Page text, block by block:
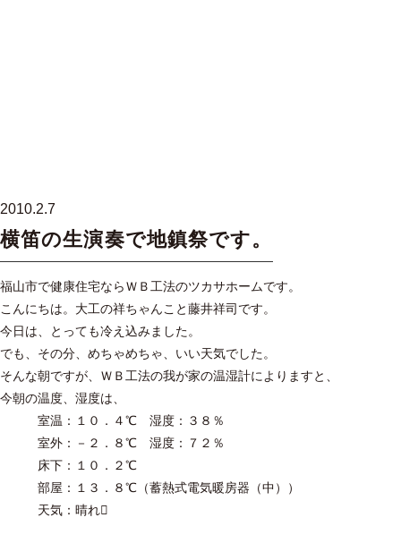
2010.2.7
横笛の生演奏で地鎮祭です。
福山市で健康住宅ならＷＢ工法のツカサホームです。
こんにちは。大工の祥ちゃんこと藤井祥司です。
今日は、とっても冷え込みました。
でも、その分、めちゃめちゃ、いい天気でした。
そんな朝ですが、ＷＢ工法の我が家の温湿計によりますと、
今朝の温度、湿度は、
室温：１０．４℃ 湿度：３８％
室外：－２．８℃ 湿度：７２％
床下：１０．２℃
部屋：１３．８℃（蓄熱式電気暖房器（中））
天気：晴れ